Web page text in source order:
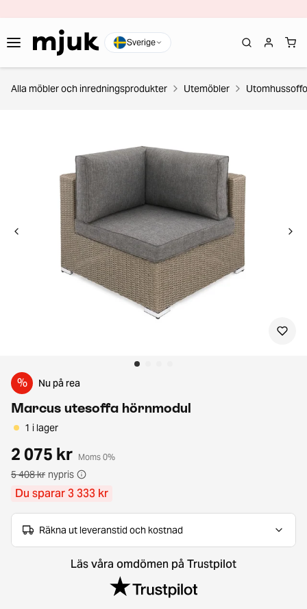
Sverige
Alla möbler och inredningsprodukter Utemöbler
% Nu på rea
Marcus utesoffa hörnmodul
1 i lager
2 075 kr Moms 0%
5 408 kr nypris
Du sparar 3 333 kr
Räkna ut leveranstid och kostnad
Läs våra omdömen på Trustpilot